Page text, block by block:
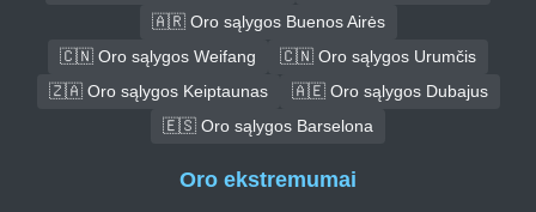
🇦🇷 Oro sąlygos Buenos Airės
🇨🇳 Oro sąlygos Weifang
🇨🇳 Oro sąlygos Urumčis
🇿🇦 Oro sąlygos Keiptaunas
🇦🇪 Oro sąlygos Dubajus
🇪🇸 Oro sąlygos Barselona
Oro ekstremumai